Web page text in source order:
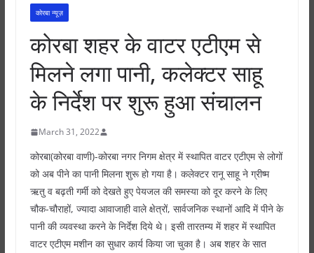
कोरबा न्यूज़
कोरबा शहर के वाटर एटीएम से
मिलने लगा पानी, कलेक्टर साहू
के निर्देश पर शुरू हुआ संचालन
March 31, 2022
कोरबा(कोरबा वाणी)-कोरबा नगर निगम क्षेत्र में स्थापित वाटर एटीएम से लोगों
को अब पीने का पानी मिलना शुरू हो गया है। कलेक्टर रानू साहू ने ग्रीष्म
ऋतु व बढ़ती गर्मी को देखते हुए पेयजल की समस्या को दूर करने के लिए
चौक-चौराहों, ज्यादा आवाजाही वाले क्षेत्रों, सार्वजनिक स्थानों आदि में पीने के
पानी की व्यवस्था करने के निर्देश दिये थे। इसी तारतम्य में शहर में स्थापित
वाटर एटीएम मशीन का सुधार कार्य किया जा चुका है। अब शहर के सात